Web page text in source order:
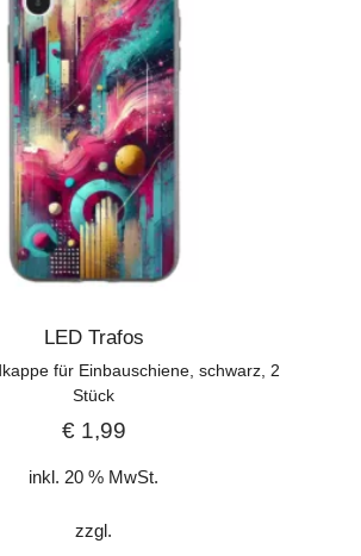
LED Trafos
für Einbauschiene, schwarz, 2
Stück
€1,99
inkl. 20 % MwSt.
zzgl.